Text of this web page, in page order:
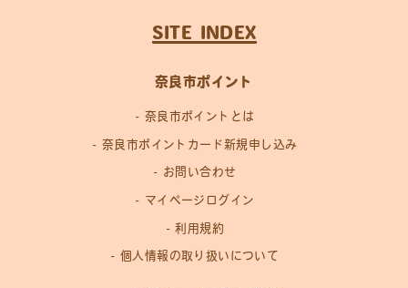
SITE INDEX
奈良市ポイント
奈良市ポイントとは
奈良市ポイントカード新規申し込み
お問い合わせ
マイページログイン
利用規約
個人情報の取り扱いについて